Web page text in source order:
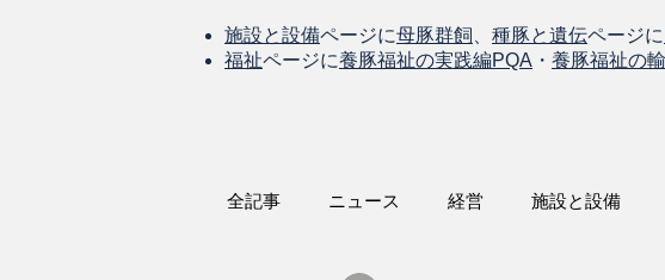
施設と設備ページに母豚群飼 種豚と遺伝ページに
福祉ページに養豚福祉の実践編PQA ・ 養豚福祉の
全記事 ニュース 経営 施設と設備